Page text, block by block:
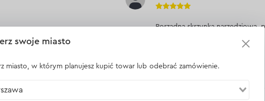
Porządna skrzynka
Odpowiedź 1 odpowiedź
swoje miasto
miasto, w którym planujesz kupić towar lub odebrać zamówienie.